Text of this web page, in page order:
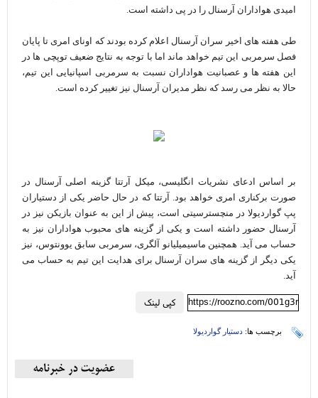
امیدی هواداران آرسنال را در پی داشته است.
طی هفته های اخیر سران آرسنال اعلام کرده بودند که اونای امری تا پایان
فصل سرمربی این تیم خواهد ماند اما با توجه به نتایج ضعیف توپچی ها در
این هفته ها و عصبانیت هواداران نسبت به سرمربی اسپانیایی این تیم،
حالا به نظر می رسد که نظر مدیران آرسنال نیز تغییر کرده است.
بر اساس ادعای نشریات انگلیسی، میکل آرتتا گزینه اصلی آرسنال در
صورت برکناری امری خواهد بود. آرتتا که در حال حاضر یکی از دستیاران
پپ گواردیولا در منچسترسیتی است، پیش از این به عنوان بازیکن نیز در
آرسنال حضور داشته است و یکی از گزینه های محبوب هواداران نیز به
حساب می آید. همچنین ماسیمیلیانو آلگری، سرمربی سابق یوونتوس، نیز
یکی دیگر از گزینه های سران آرسنال برای هدایت این تیم به حساب می
آید.
کپی لینک https://roozno.com/001g3r
برچسب ها: دستیار گواردیولا